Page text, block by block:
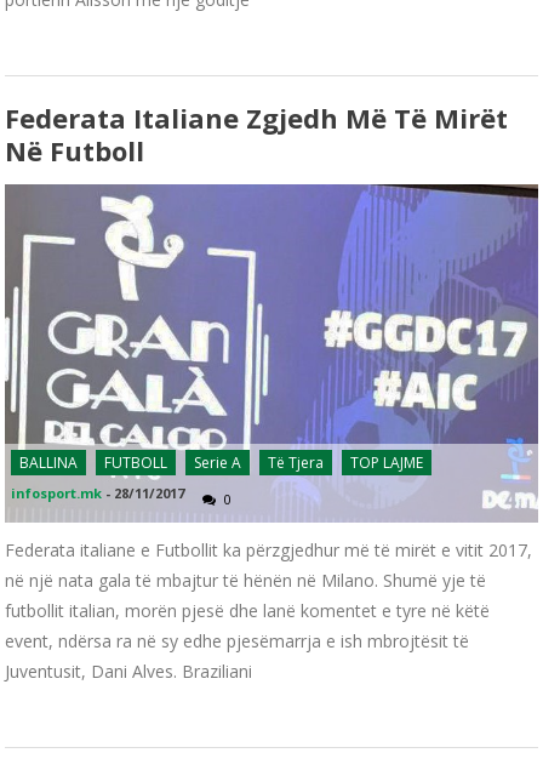
Federata Italiane Zgjedh Më Të Mirët
Në Futboll
BALLINA FUTBOLL Serie A Të Tjera TOP LAJME
infosport.mk - 28/11/2017 0
Federata italiane e Futbollit ka përzgjedhur më të mirët e vitit 2017,
në një nata gala të mbajtur të hënën në Milano. Shumë yje të
futbollit italian, morën pjesë dhe lanë komentet e tyre në këtë
event, ndërsa ra në sy edhe pjesëmarrja e ish mbrojtësit të
Juventusit, Dani Alves. Braziliani